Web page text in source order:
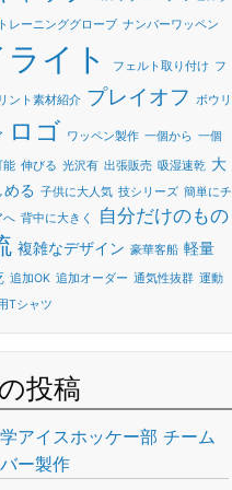
トレーニンググローブ ナンバーワッペン
イト フェルト取り付け フ
ント素材紹介 プレイオフ ボウリ
ロゴ ワッペン製作 一個から 一個
能 伸びる 光沢有 出張販売 吸湿速乾 大
める 子供に大人気 技シリーズ 簡単にチ
へ 背中に大きく 自分だけのもの
複雑なデザイン 豪華客船 軽量
追加OK 追加オーダー 通気性抜群 運動
Tシャツ
投稿
アイスホッケー部 チーム
ー製作